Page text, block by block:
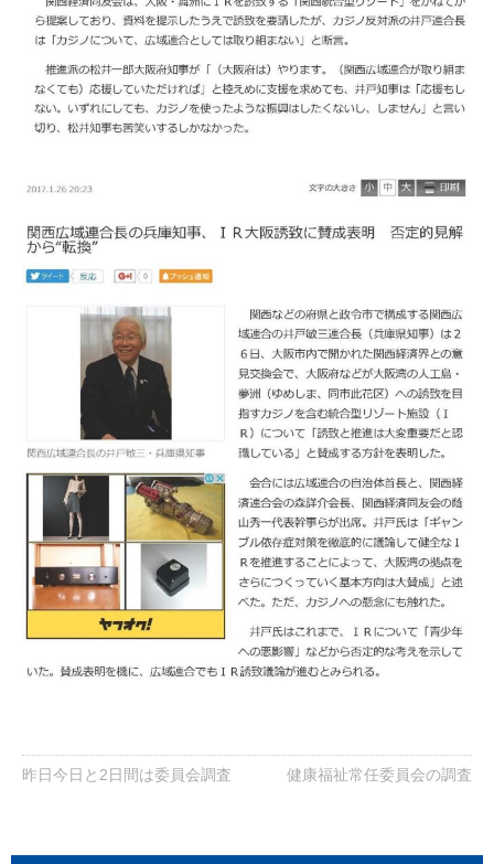
昨日今日と2日間は委員会調査 健康福祉常任委員会の調査